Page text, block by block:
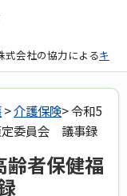
式会社の協力によるキ
>介護保険> 令和5
定委員会 議事録
齢者保健福